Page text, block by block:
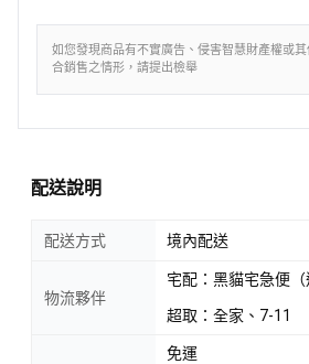
如您發現商品有不實廣告、侵害智慧財產權或其
合銷售之情形，請提出檢舉
配送說明
配送方式 境內配送
物流夥伴
宅配：黑貓宅急便（
超取：全家、7-11
免運